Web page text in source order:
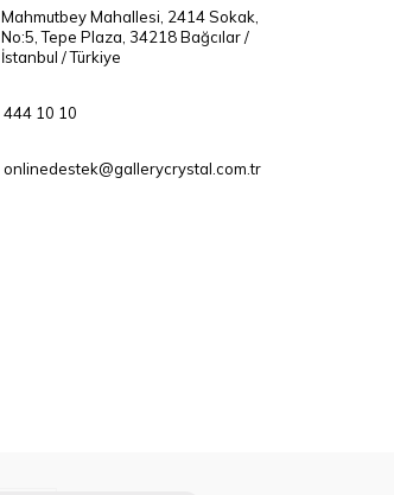
Mahmutbey Mahallesi, 2414 Sokak,
No:5, Tepe Plaza, 34218 Bağcılar /
İstanbul / Türkiye
444 10 10
onlinedestek@gallerycrystal.com.tr